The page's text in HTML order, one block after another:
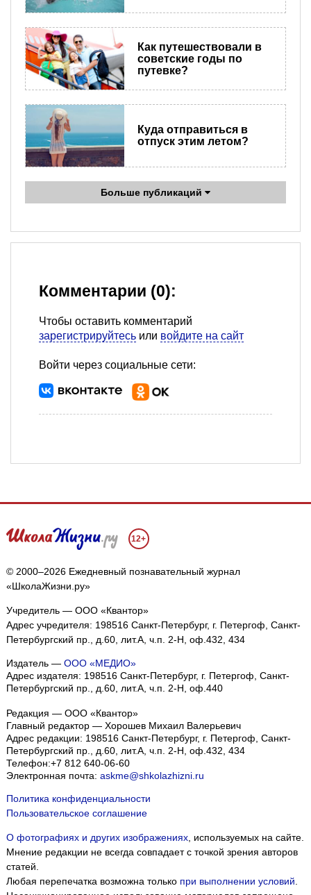
Как путешествовали в
советские годы по
путевке?
Куда отправиться в
отпуск этим летом?
Больше публикаций
Комментарии (0):
Чтобы оставить комментарий
зарегистрируйтесь или войдите на сайт
Войти через социальные сети:
12+
© 2000–2026 Ежедневный познавательный журнал
«ШколаЖизни.ру»
Учредитель — ООО «Квантор»
Адрес учредителя: 198516 Санкт-Петербург, г. Петергоф, Санкт-
Петербургский пр., д.60, лит.А, ч.п. 2-Н, оф.432, 434
Издатель — ООО «МЕДИО»
Адрес издателя: 198516 Санкт-Петербург, г. Петергоф, Санкт-
Петербургский пр., д.60, лит.А, ч.п. 2-Н, оф.440
Редакция — ООО «Квантор»
Главный редактор — Хорошев Михаил Валерьевич
Адрес редакции: 198516 Санкт-Петербург, г. Петергоф Санкт-
Петербургский пр., д.60, лит.А, ч.п. 2-Н, оф.432, 434
Телефон:+7 812 640-06-60
Электронная почта: askme@shkolazhizni.ru
Политика конфиденциальности
Пользовательское соглашение
О фотографиях и других изображениях, используемых на сайте.
Мнение редакции не всегда совпадает с точкой зрения авторов
статей.
Любая перепечатка возможна только при выполнении условий